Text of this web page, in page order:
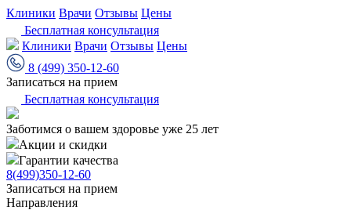
Клиники Врачи Отзывы Цены
Бесплатная консультация
Клиники Врачи Отзывы Цены
8 (499) 350-12-60
Записаться на прием
Бесплатная консультация
Заботимся о вашем здоровье уже 25 лет
Акции и скидки
Гарантии качества
8(499)350-12-60
Записаться на прием
Направления